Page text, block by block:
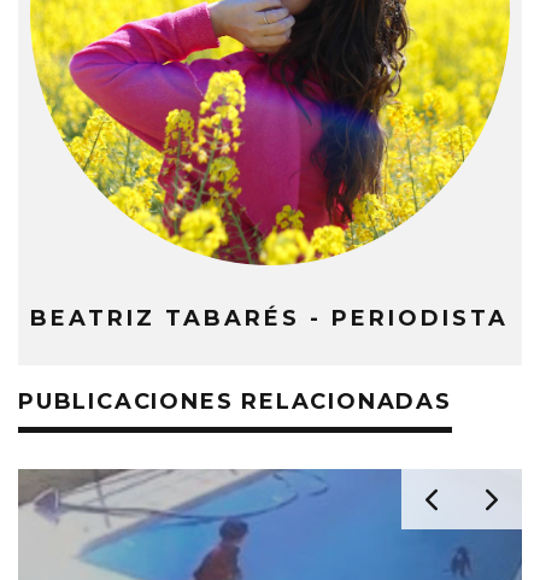
BEATRIZ TABARÉS - PERIODISTA
PUBLICACIONES RELACIONADAS